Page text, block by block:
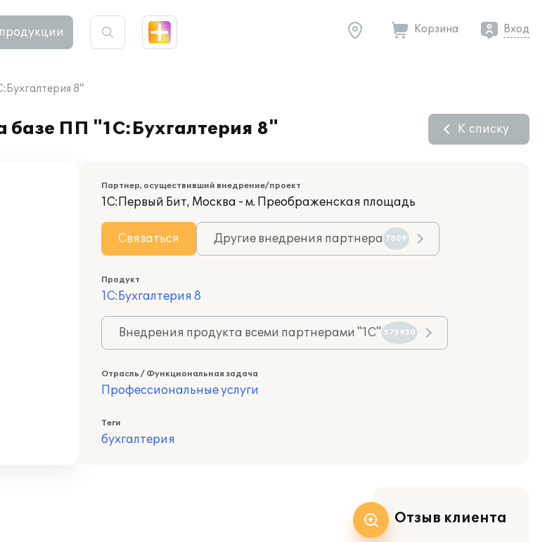
Корзина Вход
8"
ПП "1С:Бухгалтерия 8" К списку
Партнер, осуществивший внедрение/проект
1С:Первый Бит, Москва - м. Преображенская площадь
Связаться Другие внедрения партнера 7609
Продукт
1С:Бухгалтерия 8
Внедрения продукта всеми партнерами "1С" 575930
Отрасль / Функциональная задача
Профессиональные услуги
Теги
бухгалтерия
Отзыв клиента